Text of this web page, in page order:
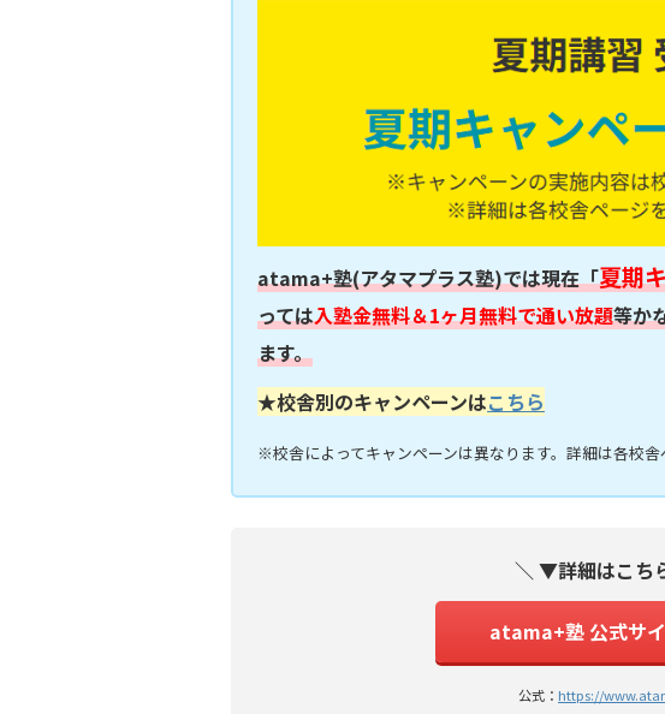
atama+塾(アタマプラス塾)では現在「夏期
っては入塾金無料＆1ヶ月無料で通い放題等か
ます。
★校舎別のキャンペーンはこちら
※校舎によってキャンペーンは異なります。詳細は各校舎
＼ ▼詳細はこち
atama+塾 公式サ
公式： https://